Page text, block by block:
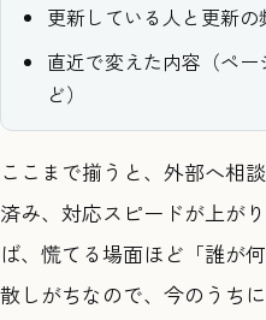
更新している人と更新の
直近で変えた内容（ペ
ど）
ここまで揃うと、外部へ相
済み、対応スピードが上が
ば、慌てる場面ほど「誰が
散しがちなので、今のうち